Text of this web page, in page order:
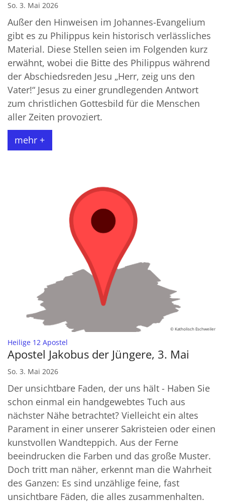
So. 3. Mai 2026
Außer den Hinweisen im Johannes-Evangelium
gibt es zu Philippus kein historisch verlässliches
Material. Diese Stellen seien im Folgenden kurz
erwähnt, wobei die Bitte des Philippus während
der Abschiedsreden Jesu „Herr, zeig uns den
Vater!“ Jesus zu einer grundlegenden Antwort
zum christlichen Gottesbild für die Menschen
aller Zeiten provoziert.
mehr +
© Katholisch Eschweiler
Heilige 12 Apostel
Apostel Jakobus der Jüngere, 3. Mai
So. 3. Mai 2026
Der unsichtbare Faden, der uns hält - Haben Sie
schon einmal ein handgewebtes Tuch aus
nächster Nähe betrachtet? Vielleicht ein altes
Parament in einer unserer Sakristeien oder einen
kunstvollen Wandteppich. Aus der Ferne
beeindrucken die Farben und das große Muster.
Doch tritt man näher, erkennt man die Wahrheit
des Ganzen: Es sind unzählige feine, fast
unsichtbare Fäden, die alles zusammenhalten.